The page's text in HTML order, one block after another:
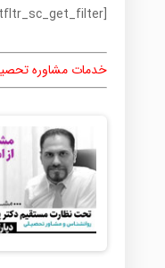
[prdctfltr_sc_get_filter]
خدمات مشاوره